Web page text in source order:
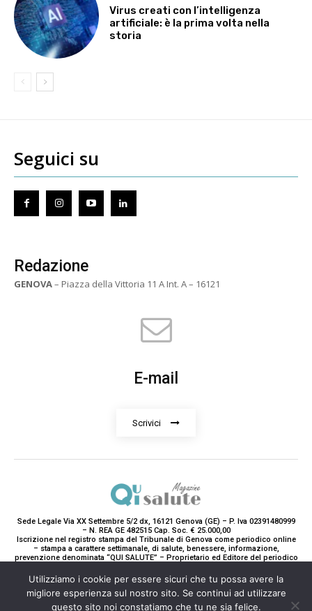
Virus creati con l’intelligenza
artificiale: è la prima volta nella
storia
Seguici su
Redazione
GENOVA– Piazza della Vittoria 11 A Int. A – 16121
E-mail
Scrivici
Sede Legale Via XX Settembre 5/2 dx, 16121 Genova (GE) – P. Iva 02391480999
– N. REA GE 482515 Cap. Soc. € 25.000,00
Iscrizione nel registro stampa del Tribunale di Genova come periodico online
– stampa a carattere settimanale, di salute, benessere, informazione,
prevenzione denominata “QUI SALUTE” – Proprietario ed Editore del periodico
Paola Gavarone. (Iscrizione registro stampa R.V. 5663/2020 Reg. Stampa
N.14/2020 Cron. 890/2020).
2020-2025© Teddy Luxury SRL
Utilizziamo i cookie per essere sicuri che tu possa avere la
migliore esperienza sul nostro sito. Se continui ad utilizzare
questo sito noi constatiamo che tu ne sia felice.